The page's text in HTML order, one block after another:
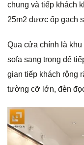
chung và tiếp khách
25m2 được ốp gạch
Qua cửa chính là
sofa sang trọng để
gian tiếp khách rộng
tường cỡ lớn, đèn